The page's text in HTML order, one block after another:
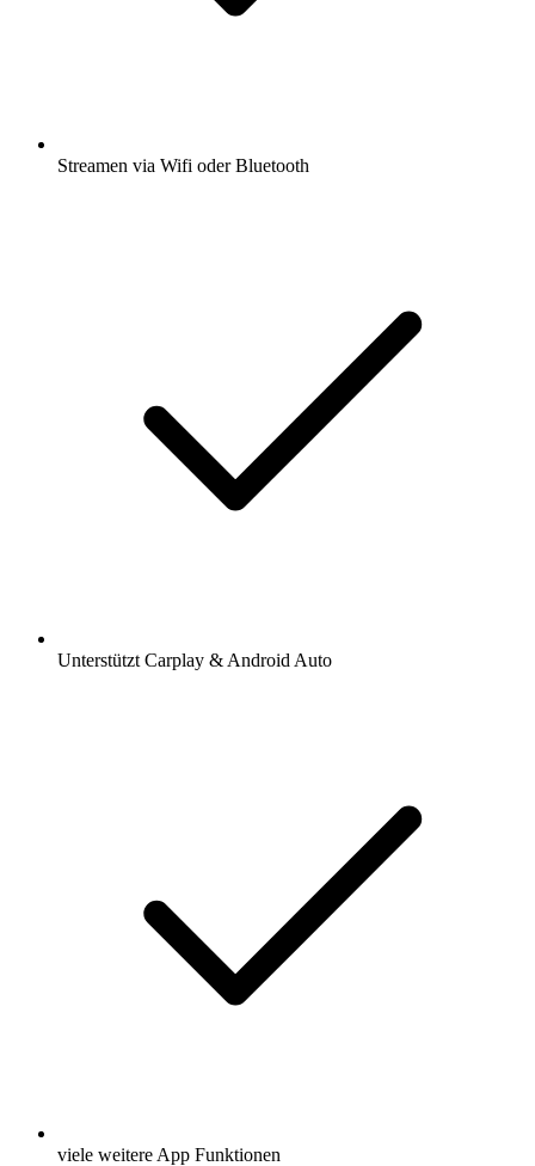
Streamen via Wifi oder Bluetooth
Unterstützt Carplay & Android Auto
viele weitere App Funktionen